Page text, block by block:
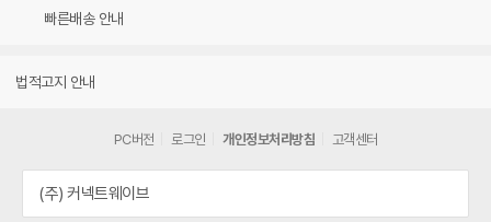
빠른배송 안내
법적고지 안내
PC버전 로그인 개인정보처리방침 고객센터
(주) 커넥트웨이브